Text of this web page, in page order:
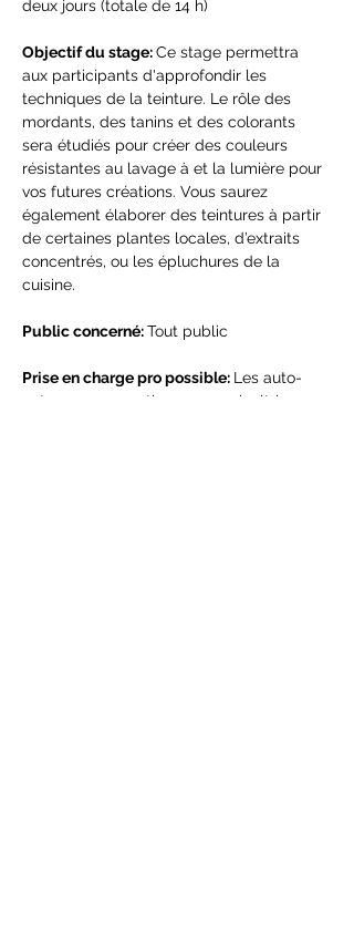
deux jours (totale de 14 h)
Objectif du stage: Ce stage permettra
aux participants d'approfondir les
techniques de la teinture. Le rôle des
mordants, des tanins et des colorants
sera étudiés pour créer des couleurs
résistantes au lavage à et la lumière pour
vos futures créations. Vous saurez
également élaborer des teintures à partir
de certaines plantes locales, d’extraits
concentrés, ou les épluchures de la
cuisine.
Public concerné: Tout public
Prise en charge pro possible: Les auto-
entrepreneurs, artisans ou agricultrice